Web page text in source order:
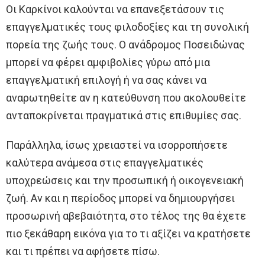
Οι Καρκίνοι καλούνται να επανεξετάσουν τις
επαγγελματικές τους φιλοδοξίες και τη συνολική
πορεία της ζωής τους. Ο ανάδρομος Ποσειδώνας
μπορεί να φέρει αμφιβολίες γύρω από μια
επαγγελματική επιλογή ή να σας κάνει να
αναρωτηθείτε αν η κατεύθυνση που ακολουθείτε
ανταποκρίνεται πραγματικά στις επιθυμίες σας.
Παράλληλα, ίσως χρειαστεί να ισορροπήσετε
καλύτερα ανάμεσα στις επαγγελματικές
υποχρεώσεις και την προσωπική ή οικογενειακή
ζωή. Αν και η περίοδος μπορεί να δημιουργήσει
προσωρινή αβεβαιότητα, στο τέλος της θα έχετε
πιο ξεκάθαρη εικόνα για το τι αξίζει να κρατήσετε
και τι πρέπει να αφήσετε πίσω.